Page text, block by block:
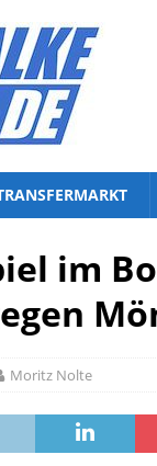
im
Moritz Nolte